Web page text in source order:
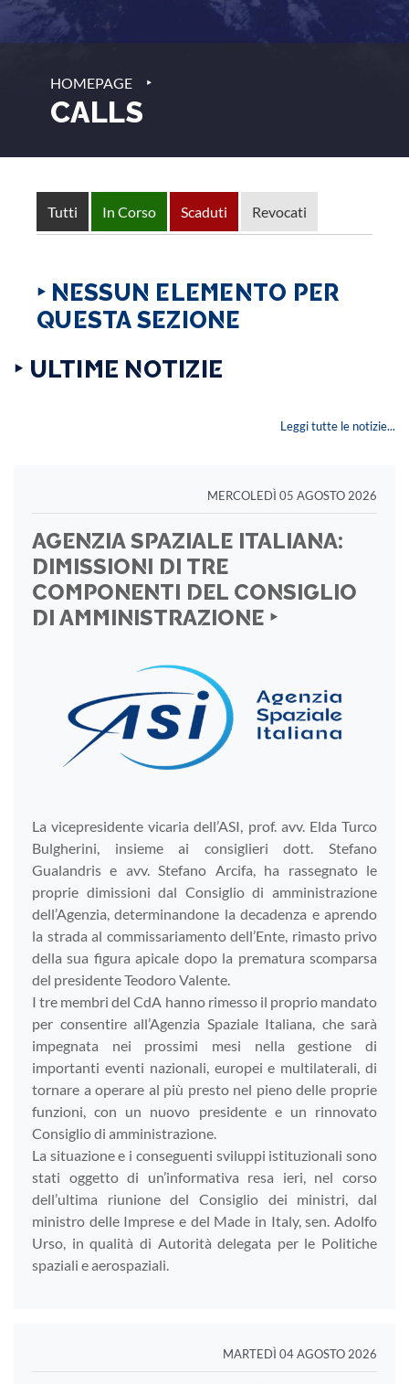
HOMEPAGE ‣
CALLS
Tutti In Corso Scaduti Revocati
‣ NESSUN ELEMENTO PER
QUESTA SEZIONE
‣ ULTIME NOTIZIE
Leggi tutte le notizie...
MERCOLEDÌ 05 AGOSTO 2026
AGENZIA SPAZIALE ITALIANA:
DIMISSIONI DI TRE
COMPONENTI DEL CONSIGLIO
DI AMMINISTRAZIONE ‣
La vicepresidente vicaria dell’ASI, prof. avv. Elda Turco
Bulgherini, insieme ai consiglieri dott. Stefano
Gualandris e avv. Stefano Arcifa, ha rassegnato le
proprie dimissioni dal Consiglio di amministrazione
dell’Agenzia, determinandone la decadenza e aprendo
la strada al commissariamento dell’Ente, rimasto privo
della sua figura apicale dopo la prematura scomparsa
del presidente Teodoro Valente.
I tre membri del CdA hanno rimesso il proprio mandato
per consentire all’Agenzia Spaziale Italiana, che sarà
impegnata nei prossimi mesi nella gestione di
importanti eventi nazionali, europei e multilaterali, di
tornare a operare al più presto nel pieno delle proprie
funzioni, con un nuovo presidente e un rinnovato
Consiglio di amministrazione.
La situazione e i conseguenti sviluppi istituzionali sono
stati oggetto di un’informativa resa ieri, nel corso
dell’ultima riunione del Consiglio dei ministri, dal
ministro delle Imprese e del Made in Italy, sen. Adolfo
Urso, in qualità di Autorità delegata per le Politiche
spaziali e aerospaziali.
MARTEDÌ 04 AGOSTO 2026